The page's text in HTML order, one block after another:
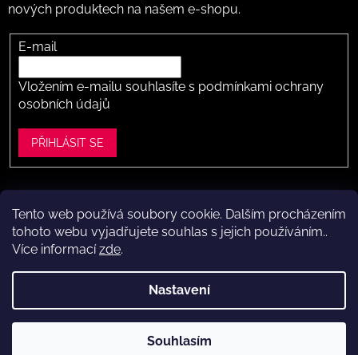
Tento web používá soubory cookie. Dalším procházením
tohoto webu vyjadřujete souhlas s jejich používáním..
Více informacízde.
Nastavení
Souhlasím
nových produktech na našem e-shopu.
E-mail
Vložením e-mailu souhlasíte s podmínkami ochrany
osobních údajů
PŘIHLÁSIT SE
Vytvořil Shoptet
ve Vestci (kousek za Prahou) – nožky změříme a poradíme s